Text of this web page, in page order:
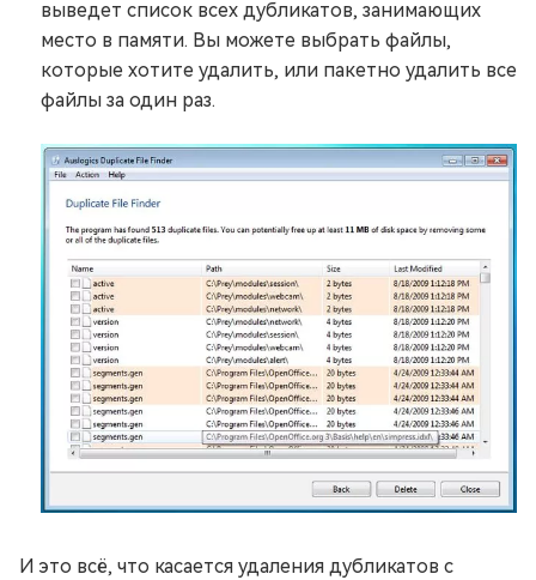
выведет список всех дубликатов, занимающих
место в памяти. Вы можете выбрать файлы,
которые хотите удалить, или пакетно удалить все
файлы за один раз.
И это всё, что касается удаления дубликатов с